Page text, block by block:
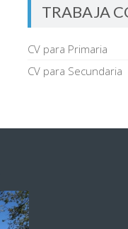
TRABAJA
CV para Primaria
CV para Secundaria